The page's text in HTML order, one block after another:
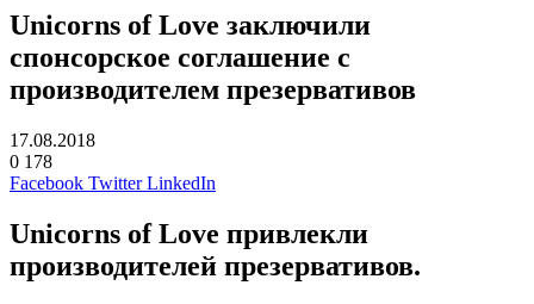
Unicorns of Love заключили
спонсорское соглашение с
производителем презервативов
17.08.2018
0 178
Facebook Twitter LinkedIn
Unicorns of Love привлекли
производителей презервативов.